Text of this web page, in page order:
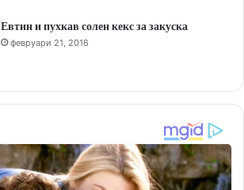
Евтин и пухкав солен кекс за закуска
февруари 21, 2016